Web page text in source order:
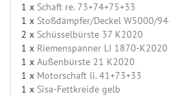
1 x Schaft re. 73+74+75+33
1 x Stoßdämpfer/Deckel W5000/
2 x Schüsselbürste 37 K2020
1 x Riemenspanner LI 1870-K2020
1 x Außenbürste 21 K2020
1 x Motorschaft li. 41+73+33
1 x Sisa-Fettkreide gelb